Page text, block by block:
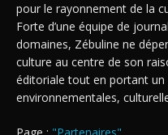
pour le rayonnement de la
Forte d’une équipe de
domaines, Zébuline ne
culture au centre de son
éditoriale tout en portant un
environnementales,